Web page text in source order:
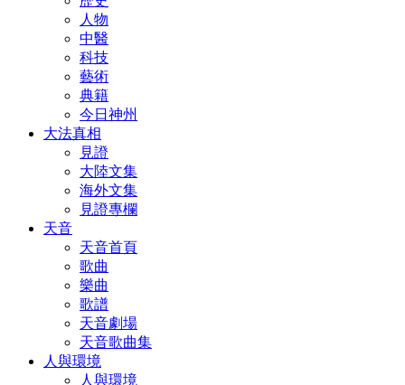
人物
中醫
科技
藝術
典籍
今日神州
大法真相
見證
大陸文集
海外文集
見證專欄
天音
天音首頁
歌曲
樂曲
歌譜
天音劇場
天音歌曲集
人與環境
人與環境